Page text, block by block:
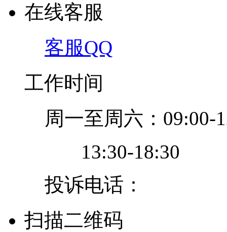
在线客服
客服QQ
工作时间
周一至周六：09:00-
13:30-18:30
投诉电话：
扫描二维码